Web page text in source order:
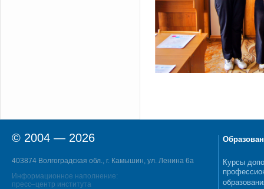
© 2004 — 2026
403874 Волгоградская обл., г. Камышин, ул. Ленина 6а
Информационное наполнение:
пресс–центр института
Курсы